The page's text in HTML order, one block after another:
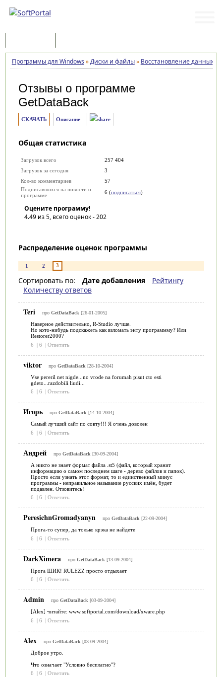
Программы для Windows »Диски и файлы» Восстановление данных
Отзывы о программе
GetDataBack
СКАЧАТЬ Описание
Общая статистика
Загрузок всего
257 404
Загрузок за сегодня
3
Кол-во комментариев
57
Подписавшихся на новости о
программе
6 (подписаться)
Оцените программу!
4.49из 5, всего оценок -202
Распределение оценок программы
1 2 3
Сортировать по: Дате добавления
Рейтингу
Количеству ответов
Teri про GetDataBack [26-01-2005]
Наверное действительно, R-Studio лучше.
Но кото-нибудь подскажеть как взломать энту программму? Или
Restorer2000?
6
| 6 | Ответить
viktor про GetDataBack [28-10-2004]
Vse pereril net nigde...no vrode na forumah pisut cto esti
gdeto...razdobili liudi...
6
| 6 | Ответить
Игорь про GetDataBack [14-10-2004]
Самый лучший сайт по совту!!! Я очень доволен
6
| 6 | Ответить
Андрей про GetDataBack [30-09-2004]
А никто не знает формат файла .st5 (файл, который хранит
информацию о самом последнем шаге - дерево файлов и папок).
Просто если узнать этот формат, то и единственный минус
программы - неправильное называние русских имён, будет
подавлен. Отзовитесь!
6
| 6 | Ответить
PeresichnGromadyanyn про GetDataBack [22-09-2004]
Прога-то супер, да только крэка не найдете
6
| 6 | Ответить
DarkXimera про GetDataBack [13-09-2004]
Прога ШИК! RULEZZ просто отдыхает
6
| 6 | Ответить
Admin про GetDataBack [03-09-2004]
[Alex] читайте: www.softportal.com/download/xware.php
6
| 6 | Ответить
Alex про GetDataBack [03-09-2004]
Доброе утро.
Что означает "Условно бесплатно"?
6
| 6 | Ответить